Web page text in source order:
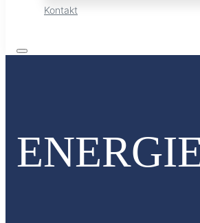
Kontakt